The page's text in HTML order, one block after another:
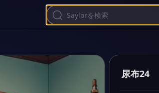
尿布24